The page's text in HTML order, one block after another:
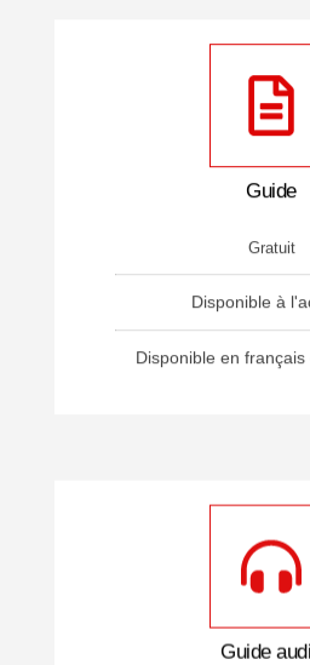
Guide
Gratuit
Disponible à
Disponible en
Guide